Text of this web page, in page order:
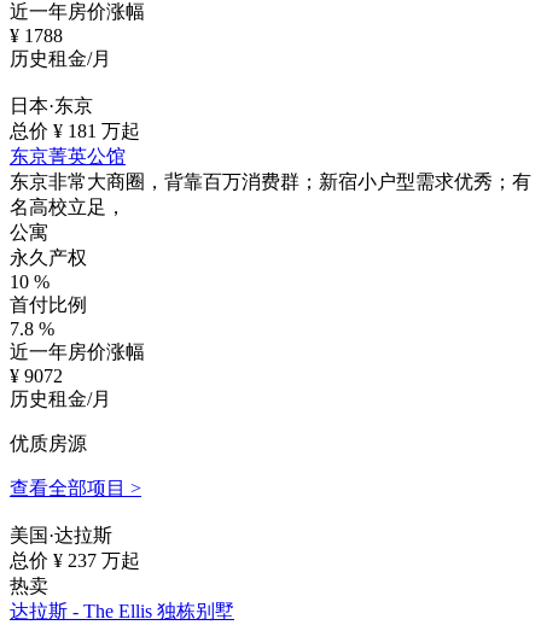
近一年房价涨幅
¥ 1788
历史租金/月
日本·东京
总价 ¥ 181 万起
东京菁英公馆
东京非常大商圈，背靠百万消费群；新宿小户型需求优秀；有
名高校立足，
公寓
永久产权
10 %
首付比例
7.8 %
近一年房价涨幅
¥ 9072
历史租金/月
优质房源
查看全部项目 >
美国·达拉斯
总价 ¥ 237 万起
热卖
达拉斯 - The Ellis 独栋别墅